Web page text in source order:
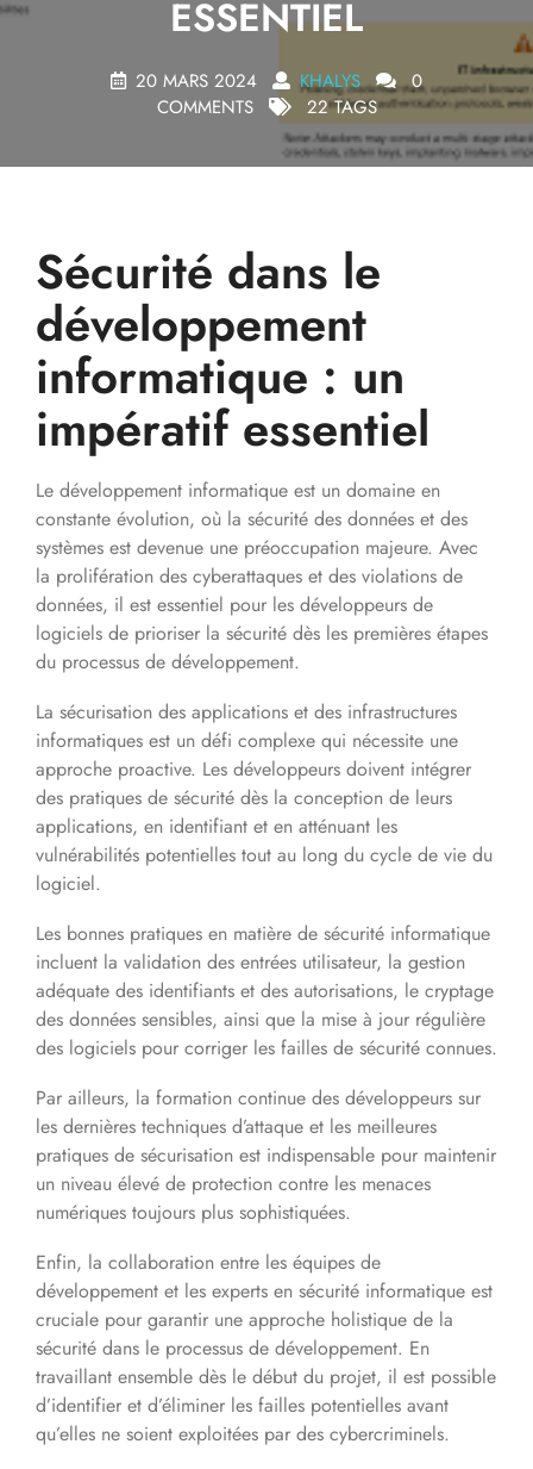
ESSENTIEL
20 MARS 2024 KHALYS
0
COMMENTS
22 TAGS
Sécurité dans le
développement
informatique : un
impératif essentiel
Le développement informatique est un domaine en
constante évolution, où la sécurité des données et des
systèmes est devenue une préoccupation majeure. Avec
la prolifération des cyberattaques et des violations de
données, il est essentiel pour les développeurs de
logiciels de prioriser la sécurité dès les premières étapes
du processus de développement.
La sécurisation des applications et des infrastructures
informatiques est un défi complexe qui nécessite une
approche proactive. Les développeurs doivent intégrer
des pratiques de sécurité dès la conception de leurs
applications, en identifiant et en atténuant les
vulnérabilités potentielles tout au long du cycle de vie du
logiciel.
Les bonnes pratiques en matière de sécurité informatique
incluent la validation des entrées utilisateur, la gestion
adéquate des identifiants et des autorisations, le cryptage
des données sensibles, ainsi que la mise à jour régulière
des logiciels pour corriger les failles de sécurité connues.
Par ailleurs, la formation continue des développeurs sur
les dernières techniques d’attaque et les meilleures
pratiques de sécurisation est indispensable pour maintenir
un niveau élevé de protection contre les menaces
numériques toujours plus sophistiquées.
Enfin, la collaboration entre les équipes de
développement et les experts en sécurité informatique est
cruciale pour garantir une approche holistique de la
sécurité dans le processus de développement. En
travaillant ensemble dès le début du projet, il est possible
d’identifier et d’éliminer les failles potentielles avant
qu’elles ne soient exploitées par des cybercriminels.